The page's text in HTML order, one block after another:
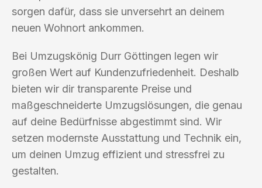
sorgen dafür, dass sie unversehrt an deinem
neuen Wohnort ankommen.
Bei Umzugskönig Durr Göttingen legen wir
großen Wert auf Kundenzufriedenheit. Deshalb
bieten wir dir transparente Preise und
maßgeschneiderte Umzugslösungen, die genau
auf deine Bedürfnisse abgestimmt sind. Wir
setzen modernste Ausstattung und Technik ein,
um deinen Umzug effizient und stressfrei zu
gestalten.